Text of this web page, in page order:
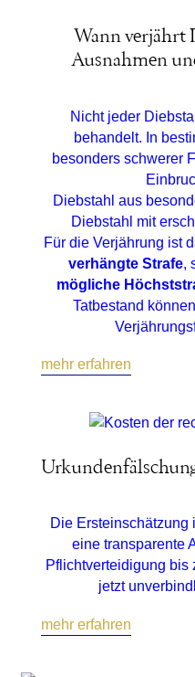
Wann verjährt
Ausnahmen
Nicht jeder
behandelt. In
besonders schwerer
Diebstahl aus
Diebstahl mit
Für die Verjährung ist
verhängte Strafe,
mögliche
Tatbestand
mehr erfahren
Die Ersteinschätzung
eine transparente
Pflichtverteidigung bis
jetzt
mehr erfahren